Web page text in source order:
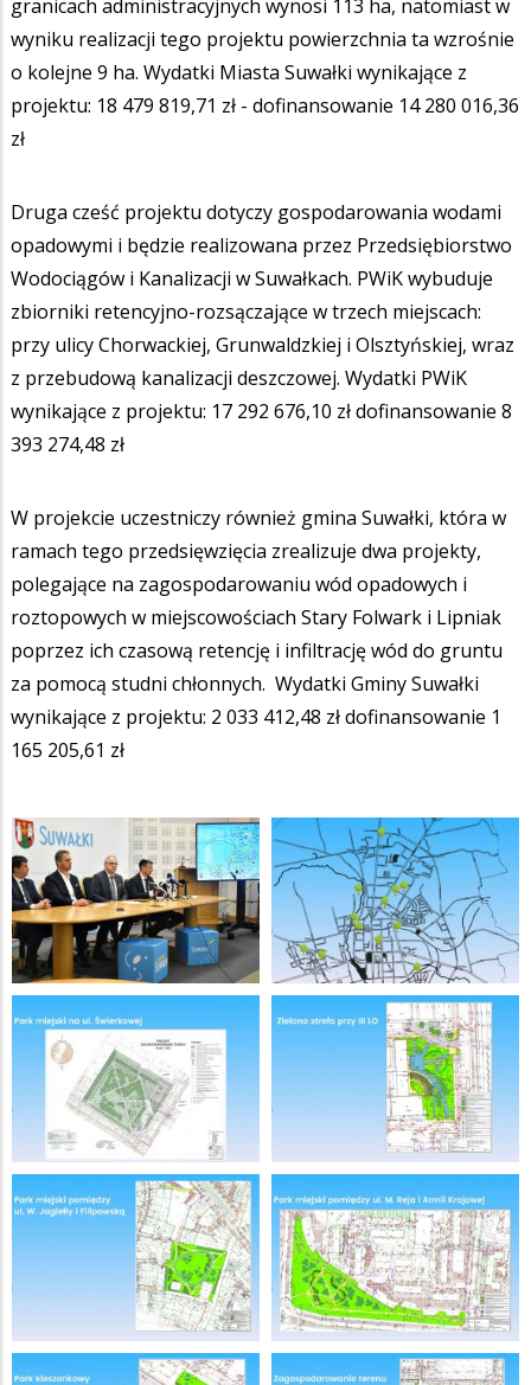
granicach administracyjnych wynosi 113 ha, natomiast w
wyniku realizacji tego projektu powierzchnia ta wzrośnie
o kolejne 9 ha. Wydatki Miasta Suwałki wynikające z
projektu: 18 479 819,71 zł - dofinansowanie 14 280 016,36
zł
Druga cześć projektu dotyczy gospodarowania wodami
opadowymi i będzie realizowana przez Przedsiębiorstwo
Wodociągów i Kanalizacji w Suwałkach. PWiK wybuduje
zbiorniki retencyjno-rozsączające w trzech miejscach:
przy ulicy Chorwackiej, Grunwaldzkiej i Olsztyńskiej, wraz
z przebudową kanalizacji deszczowej. Wydatki PWiK
wynikające z projektu: 17 292 676,10 zł dofinansowanie 8
393 274,48 zł
W projekcie uczestniczy również gmina Suwałki, która w
ramach tego przedsięwzięcia zrealizuje dwa projekty,
polegające na zagospodarowaniu wód opadowych i
roztopowych w miejscowościach Stary Folwark i Lipniak
poprzez ich czasową retencję i infiltrację wód do gruntu
za pomocą studni chłonnych. Wydatki Gminy Suwałki
wynikające z projektu: 2 033 412,48 zł dofinansowanie 1
165 205,61 zł